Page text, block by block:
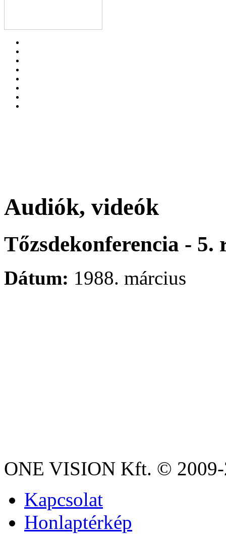
Audiók, videók
Tőzsdekonferencia - 5.
Dátum: 1988. március
ONE VISION Kft. ©
Kapcsolat
Honlaptérkép